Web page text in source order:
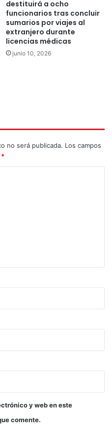
destituirá a ocho
funcionarios tras concluir
sumarios por viajes al
extranjero durante
licencias médicas
junio 10, 2026
no será publicada. Los campos
*
y web en este
comente.